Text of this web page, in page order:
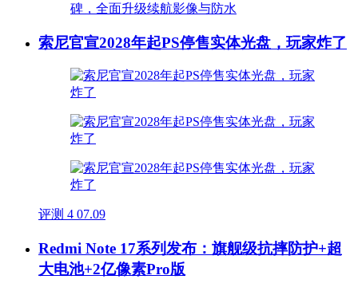
索尼官宣2028年起PS停售实体光盘，玩家炸了
评测 4 07.09
Redmi Note 17系列发布：旗舰级抗摔防护+超
大电池+2亿像素Pro版